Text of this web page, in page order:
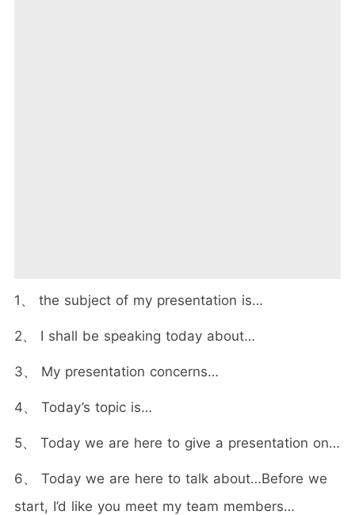
1、 the subject of my presentation is…
2、 I shall be speaking today about…
3、 My presentation concerns…
4、 Today’s topic is…
5、 Today we are here to give a presentation on…
6、 Today we are here to talk about…Before we
start, I’d like you meet my team members…